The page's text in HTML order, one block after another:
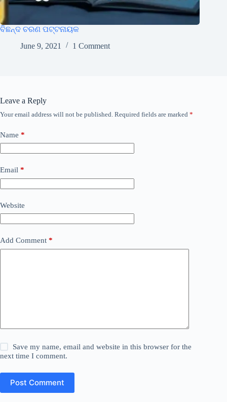
ବିଛନ୍ଦ ଚରଣ ପଟ୍ଟନାୟକ
June 9, 2021
1 Comment
Leave a Reply
Your email address will not be published. Required fields are marked *
Name *
Email *
Website
Add Comment *
Save my name, email and website in this browser for the
next time I comment.
Post Comment